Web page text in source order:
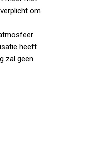
om
heeft
zal geen